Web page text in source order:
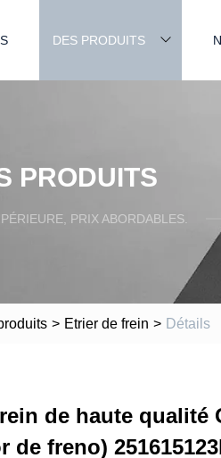
DES PRODUITS
PRODUITS
PRIX ABORDABLES.
> Etrier de frein > Détails
de haute qualité
de freno)